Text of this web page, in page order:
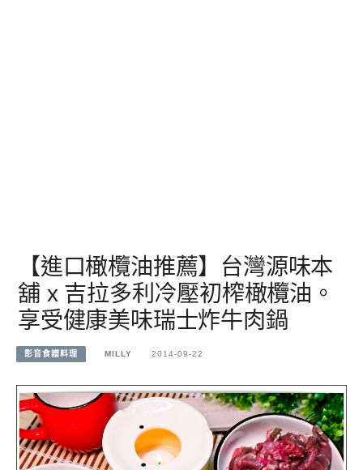
【進口橄欖油推薦】台灣源味本
舖 x 吉拉多利冷壓初榨橄欖油。
享受健康美味瑞士炸牛肉鍋
影音食譜料理 MILLY 2014-09-22